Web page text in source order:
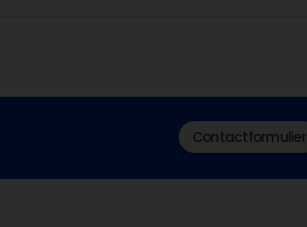
Contactformulier